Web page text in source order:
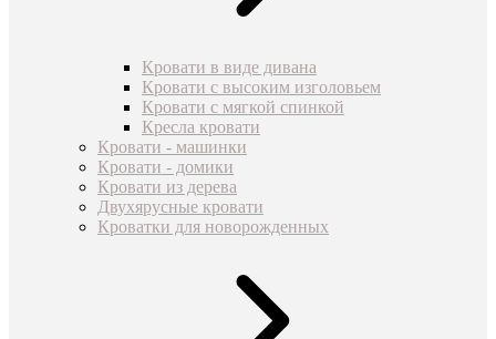
Кровати в виде дивана
Кровати с высоким изголовьем
Кровати с мягкой спинкой
Кресла кровати
Кровати - машинки
Кровати - домики
Кровати из дерева
Двухярусные кровати
Кроватки для новорожденных